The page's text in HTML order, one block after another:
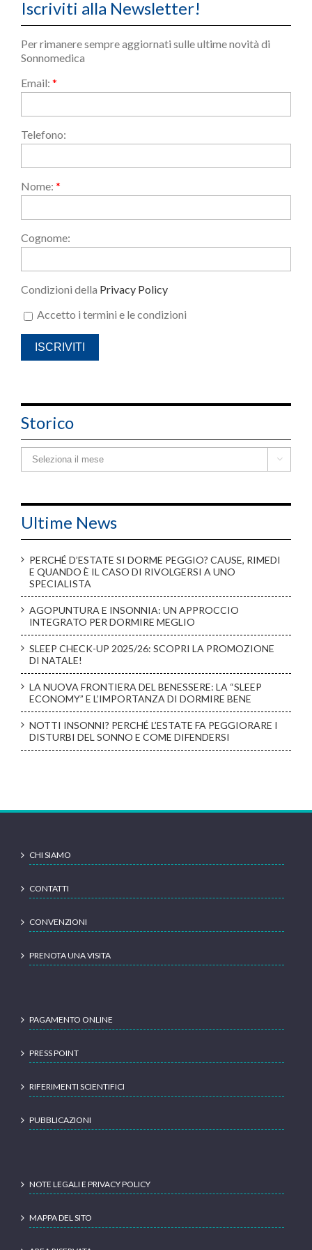
Iscriviti alla Newsletter!
Per rimanere sempre aggiornati sulle ultime novità di
Sonnomedica
Email: *
Telefono:
Nome: *
Cognome:
Condizioni della Privacy Policy
Accetto i termini e le condizioni
Storico
Storico 
Ultime News
PERCHÉ D’ESTATE SI DORME PEGGIO? CAUSE, RIMEDI
E QUANDO È IL CASO DI RIVOLGERSI A UNO
SPECIALISTA
AGOPUNTURA E INSONNIA: UN APPROCCIO
INTEGRATO PER DORMIRE MEGLIO
SLEEP CHECK-UP 2025/26: SCOPRI LA PROMOZIONE
DI NATALE!
LA NUOVA FRONTIERA DEL BENESSERE: LA “SLEEP
ECONOMY” E L’IMPORTANZA DI DORMIRE BENE
NOTTI INSONNI? PERCHÉ L’ESTATE FA PEGGIORARE I
DISTURBI DEL SONNO E COME DIFENDERSI
CHI SIAMO
CONTATTI
CONVENZIONI
PRENOTA UNA VISITA
PAGAMENTO ONLINE
PRESS POINT
RIFERIMENTI SCIENTIFICI
PUBBLICAZIONI
NOTE LEGALI E PRIVACY POLICY
MAPPA DEL SITO